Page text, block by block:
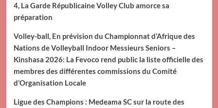
4, La Garde Républicaine Volley Club amorce sa
préparation
Volley-ball, En prévision du Championnat d’Afrique des
Nations de Volleyball Indoor Messieurs Seniors –
Kinshasa 2026: La Fevoco rend public la liste officielle des
membres des différentes commissions du Comité
d’Organisation Locale
Ligue des Champions : Medeama SC sur la route des